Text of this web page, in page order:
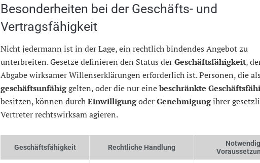
Besonderheiten bei der Geschäfts- und
Vertragsfähigkeit
Nicht jedermann ist in der Lage, ein rechtlich bindendes Angebot zu
unterbreiten. Gesetze definieren den Status derGeschäftsfähigkeit,
Abgabe wirksamer Willenserklärungen erforderlich ist. Personen, die als
geschäftsunfähiggelten, oder die nur einebeschränkte
besitzen, können durchEinwilligungoderGenehmigungihrer
Vertreter rechtswirksam agieren.
Geschäftsfähigkeit Rechtliche Handlung